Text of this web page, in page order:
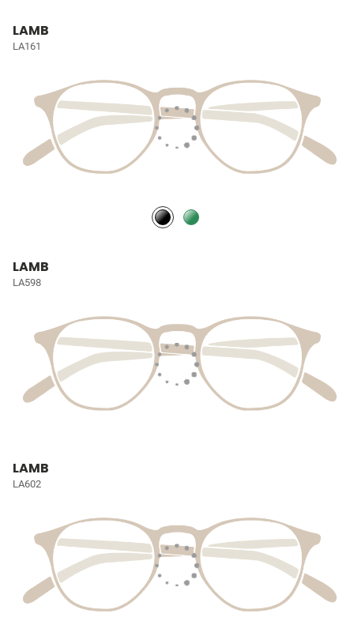
LAMB
LA161
LAMB
LA598
LAMB
LA602